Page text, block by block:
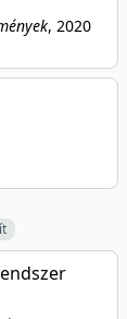
, 2020